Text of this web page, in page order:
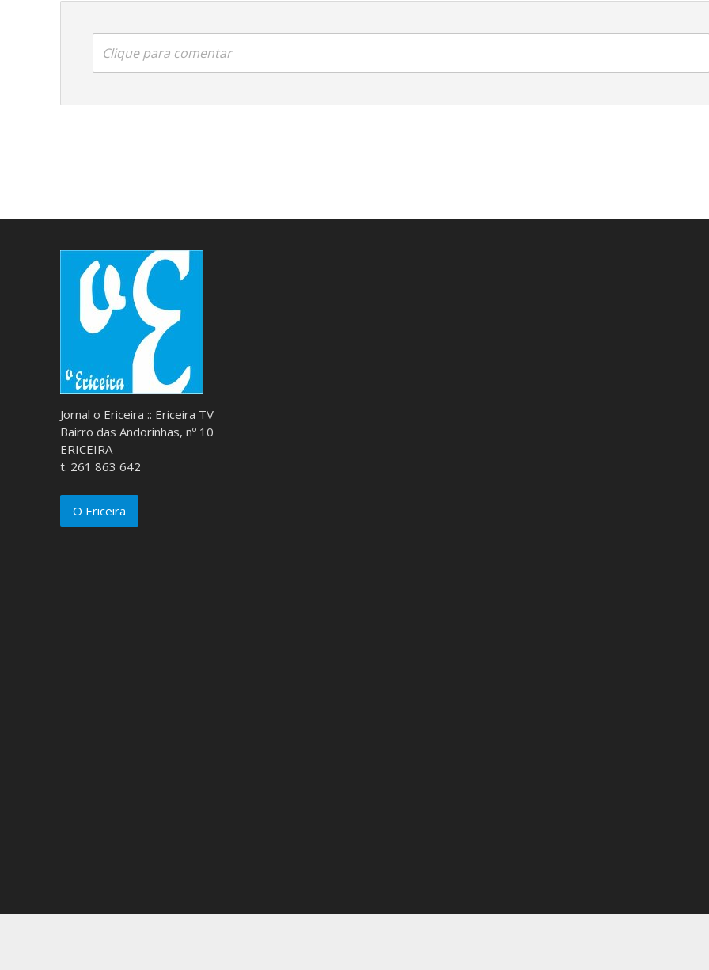
Clique para comentar
Jornal o Ericeira :: Ericeira TV
Bairro das Andorinhas, nº 10
ERICEIRA
t. 261 863 642
O Ericeira